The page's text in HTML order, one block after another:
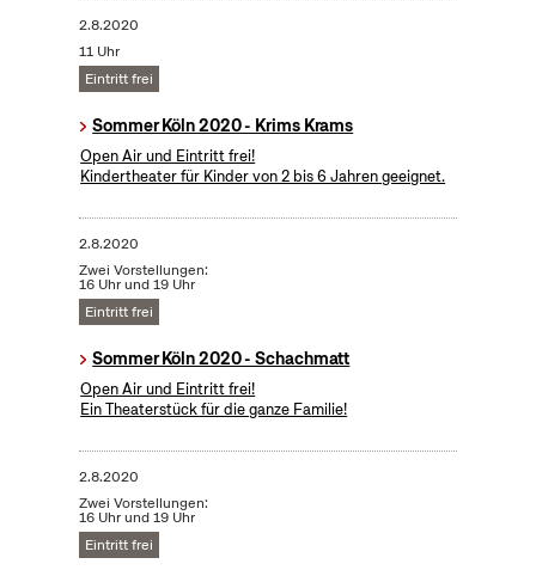
2.8.2020
11 Uhr
Eintritt frei
Sommer Köln 2020 - Krims Krams
Open Air und Eintritt frei!
Kindertheater für Kinder von 2 bis 6 Jahren geeignet.
2.8.2020
Zwei Vorstellungen:
16 Uhr und 19 Uhr
Eintritt frei
Sommer Köln 2020 - Schachmatt
Open Air und Eintritt frei!
Ein Theaterstück für die ganze Familie!
2.8.2020
Zwei Vorstellungen:
16 Uhr und 19 Uhr
Eintritt frei